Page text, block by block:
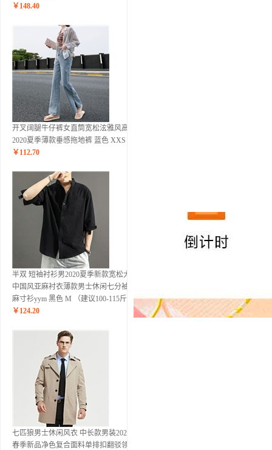
￥ 148.40
开叉阔腿牛仔裤女直筒宽松泫雅风高腰
2020夏季薄款垂感拖地裤 蓝色 XXS
￥ 112.70
半双 短袖衬衫男2020夏季新款宽松大码
中国风亚麻衬衣薄款男士休闲七分袖棉
麻寸衫yym 黑色 M （建议100-115斤）
￥ 124.20
七匹狼男士休闲风衣 中长款男装2020年
春季新品净色复合面料单排扣翻驳领外